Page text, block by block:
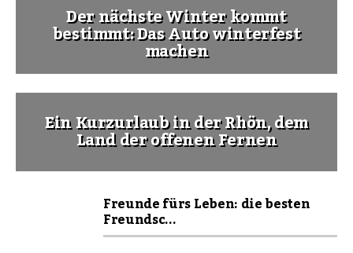
Der nächste Winter kommt
bestimmt: Das Auto winterfest
machen
Ein Kurzurlaub in der Rhön, dem
Land der offenen Fernen
Freunde fürs Leben: die besten
Freundsc...